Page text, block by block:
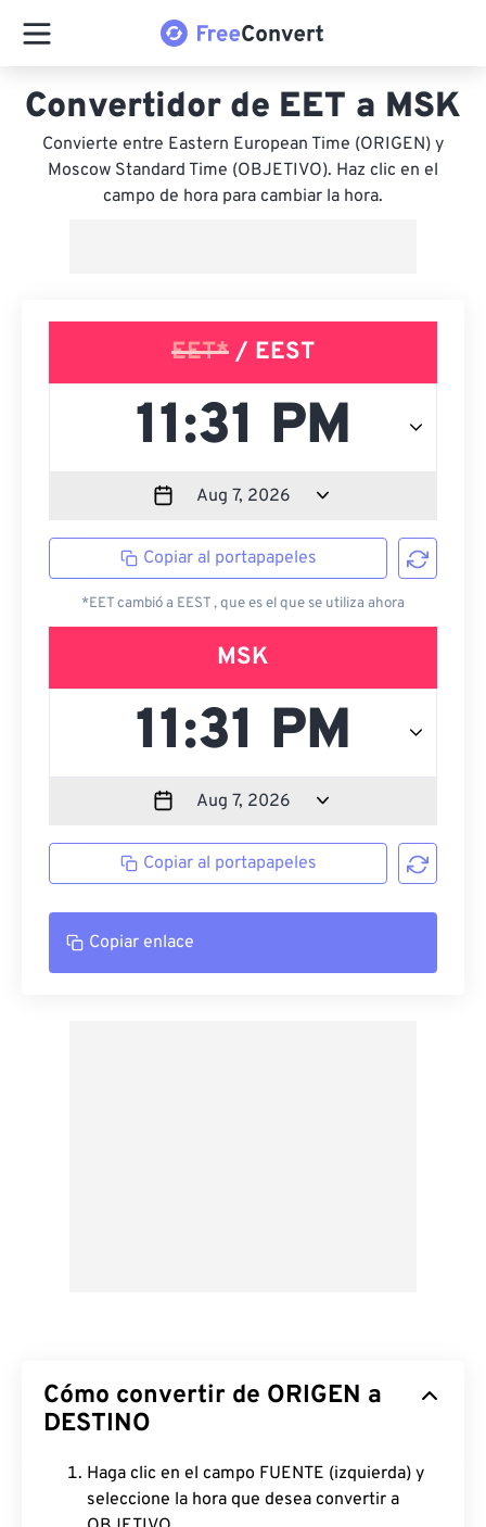
Convertidor de EET a MSK
Convierte entre Eastern European Time (ORIGEN) y
Moscow Standard Time (OBJETIVO). Haz clic en el
campo de hora para cambiar la hora.
EET* / EEST
Copiar al portapapeles
*EET cambió a EEST , que es el que se utiliza ahora
MSK
Copiar al portapapeles
Copiar enlace
Cómo convertir de ORIGEN a
DESTINO
Haga clic en el campo FUENTE (izquierda) y
seleccione la hora que desea convertir a